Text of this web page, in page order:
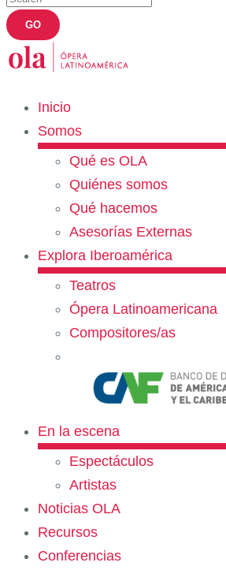
Inicio
Somos
Qué es OLA
Quiénes somos
Qué hacemos
Asesorías Externas
Explora Iberoamérica
Teatros
Ópera Latinoamericana
Compositores/as
En la escena
Espectáculos
Artistas
Noticias OLA
Recursos
Conferencias